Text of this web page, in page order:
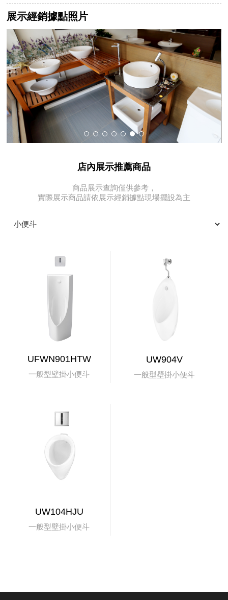
展示經銷據點照片
店內展示推薦商品
商品展示查詢僅供參考，
實際展示商品請依展示經銷據點現場擺設為主
UFWN901HTW
一般型壁掛小便斗
UW904V
一般型壁掛小便斗
UW104HJU
一般型壁掛小便斗